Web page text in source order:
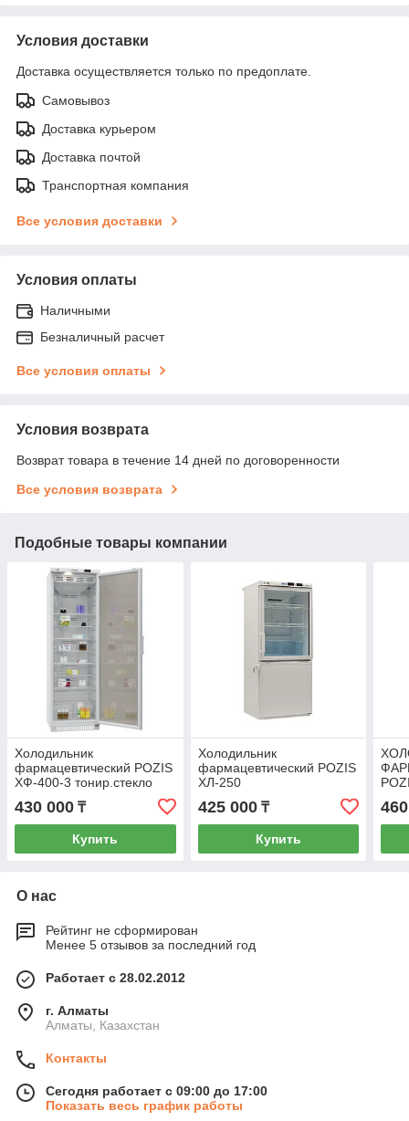
Условия доставки
Доставка осуществляется только по предоплате.
Самовывоз
Доставка курьером
Доставка почтой
Транспортная компания
Все условия доставки
Условия оплаты
Наличными
Безналичный расчет
Все условия оплаты
Условия возврата
Возврат товара в течение 14 дней по договоренности
Все условия возврата
Подобные товары компании
Холодильник
фармацевтический POZIS
ХФ-400-3 тонир.стекло
430 000 ₸
Купить
Холодильник
фармацевтический POZIS
ХЛ-250
425 000₸
Купить
О нас
Рейтинг не сформирован
Менее 5 отзывов за последний год
Работает с 28.02.2012
г. Алматы
Алматы, Казахстан
Контакты
Сегодня работает с 09:00 до 17:00
Показать весь график работы